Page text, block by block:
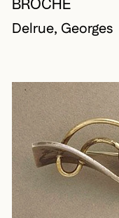
BROCHE
Delrue, Georges